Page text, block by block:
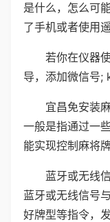
是什么，怎么可
了手机或者使用遥
若你在仪器
导，添加微信号;
宜昌免安装
一般是指通过一
能实现控制麻将
蓝牙或无线
蓝牙或无线信号
好牌型等指令，